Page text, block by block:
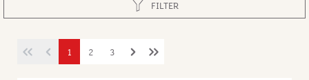
FILTER
1 2 3